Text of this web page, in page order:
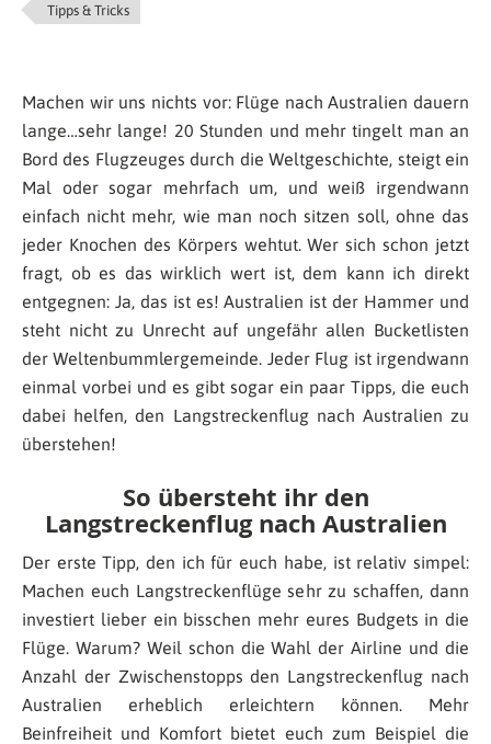
Tipps & Tricks
Machen wir uns nichts vor: Flüge nach Australien dauern
lange…sehr lange! 20 Stunden und mehr tingelt man an
Bord des Flugzeuges durch die Weltgeschichte, steigt ein
Mal oder sogar mehrfach um, und weiß irgendwann
einfach nicht mehr, wie man noch sitzen soll, ohne das
jeder Knochen des Körpers wehtut. Wer sich schon jetzt
fragt, ob es das wirklich wert ist, dem kann ich direkt
entgegnen: Ja, das ist es! Australien ist der Hammer und
steht nicht zu Unrecht auf ungefähr allen Bucketlisten
der Weltenbummlergemeinde. Jeder Flug ist irgendwann
einmal vorbei und es gibt sogar ein paar Tipps, die euch
dabei helfen, den Langstreckenflug nach Australien zu
überstehen!
So übersteht ihr den
Langstreckenflug nach Australien
Der erste Tipp, den ich für euch habe, ist relativ simpel:
Machen euch Langstreckenflüge sehr zu schaffen, dann
investiert lieber ein bisschen mehr eures Budgets in die
Flüge. Warum? Weil schon die Wahl der Airline und die
Anzahl der Zwischenstopps den Langstreckenflug nach
Australien erheblich erleichtern können. Mehr
Beinfreiheit und Komfort bietet euch zum Beispiel die